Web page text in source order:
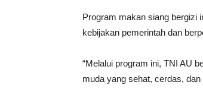
Program makan siang bergizi
kebijakan pemerintah dan
“Melalui program ini, TNI AU
muda yang sehat, cerdas,